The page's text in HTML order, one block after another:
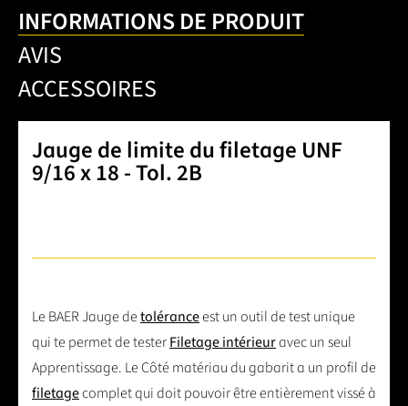
INFORMATIONS DE PRODUIT
AVIS
ACCESSOIRES
Jauge de limite du filetage UNF
9/16 x 18 - Tol. 2B
Le BAER Jauge detoléranceest un outil de test unique
qui te permet de testerFiletage intérieuravec un seul
Apprentissage. Le Côté matériau du gabarit a un profil de
filetagecomplet qui doit pouvoir être entièrement vissé à